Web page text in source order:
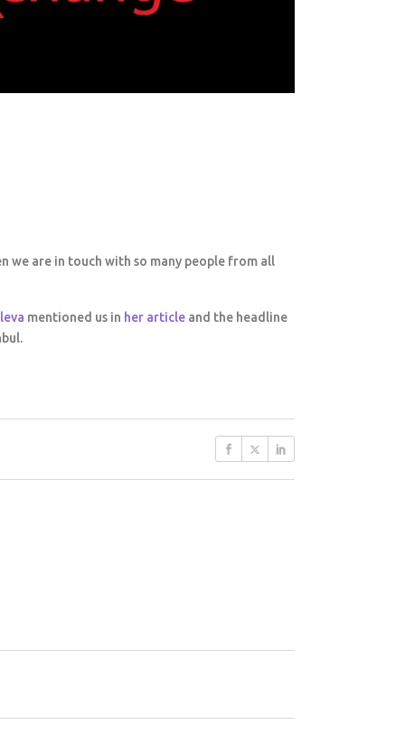
we are in touch with so many people from all
mentioned us in her article and the headline